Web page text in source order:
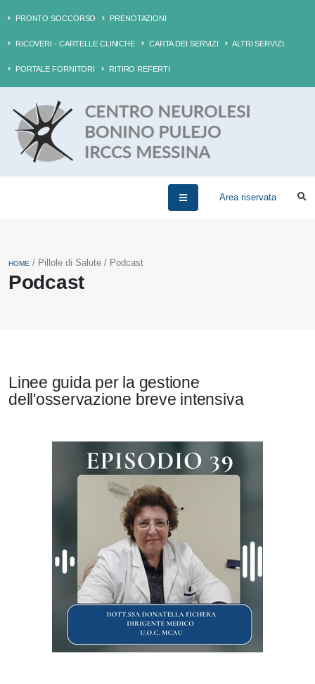
PRONTO SOCCORSO PRENOTAZIONI
RICOVERI - CARTELLE CLINICHE CARTA DEI SERVIZI ALTRI SERVIZI
PORTALE FORNITORI RITIRO REFERTI
Area riservata
Podcast
HOME / Pillole di Salute / Podcast
Linee guida per la gestione
dell'osservazione breve intensiva